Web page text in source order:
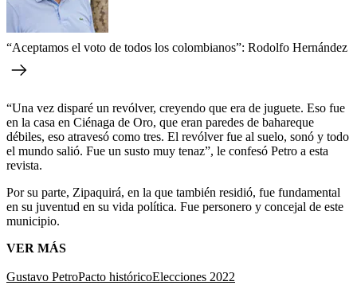
“Aceptamos el voto de todos los colombianos”: Rodolfo Hernández
“Una vez disparé un revólver, creyendo que era de juguete. Eso fue
en la casa en Ciénaga de Oro, que eran paredes de bahareque
débiles, eso atravesó como tres. El revólver fue al suelo, sonó y todo
el mundo salió. Fue un susto muy tenaz”, le confesó Petro a esta
revista.
Por su parte, Zipaquirá, en la que también residió, fue fundamental
en su juventud en su vida política. Fue personero y concejal de este
municipio.
VER MÁS
Gustavo PetroPacto históricoElecciones 2022